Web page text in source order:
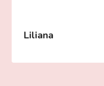
Liliana